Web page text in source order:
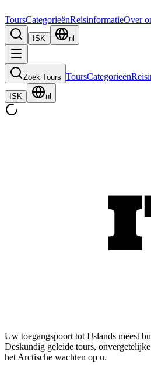
ToursCategorieënReisinformatieOver
ISK nl
Zoek Tours ToursCategorieën
ISK nl
Uw toegangspoort tot IJslands meest
Deskundig geleide tours,
het Arctische wachten op u.